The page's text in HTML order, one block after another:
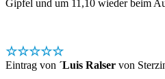
Gipfel und um 11,10 wieder beim
☆☆☆☆☆
Eintrag von ´Luis Ralser von